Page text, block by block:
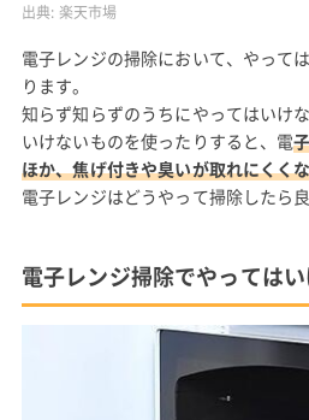
出典: 楽天市場
電子レンジの掃除において、やって
ります。
知らず知らずのうちにやってはいけ
いけないものを使ったりすると、電
ほか、焦げ付きや臭いが取れにくく
電子レンジはどうやって掃除したら
電子レンジ掃除でやっては